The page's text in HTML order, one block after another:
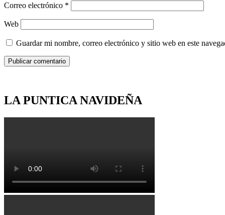
Correo electrónico *
Web
Guardar mi nombre, correo electrónico y sitio web en este
LA PUNTICA NAVIDEÑA